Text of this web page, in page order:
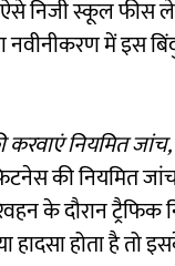
निजी स्कूल फीस
नवीनीकरण में इस
नियमित जांच,
की नियमित
के दौरान ट्रैफिक
हादसा होता है